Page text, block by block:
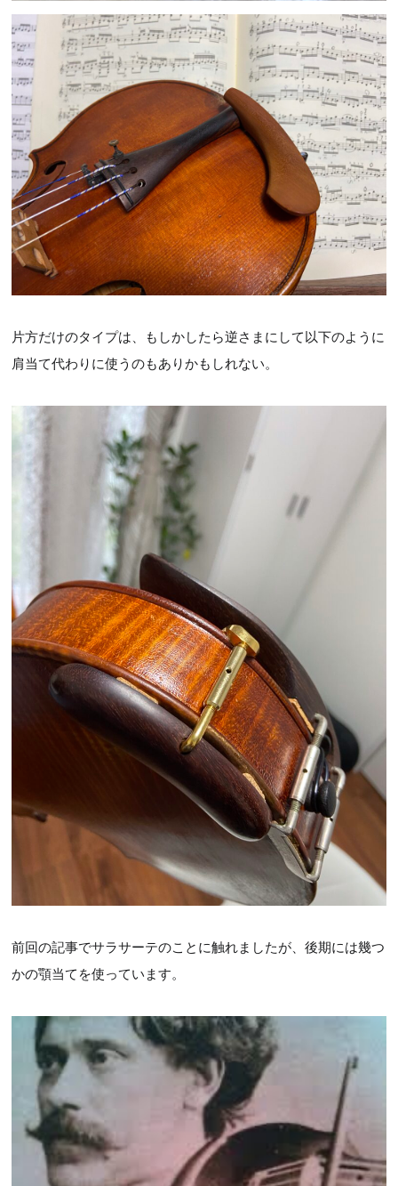
片方だけのタイプは、もしかしたら逆さまにして以下のように
肩当て代わりに使うのもありかもしれない。
前回の記事でサラサーテのことに触れましたが、後期には幾つ
かの顎当てを使っています。